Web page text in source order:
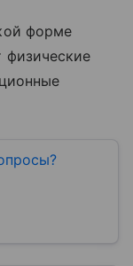
форме
физические